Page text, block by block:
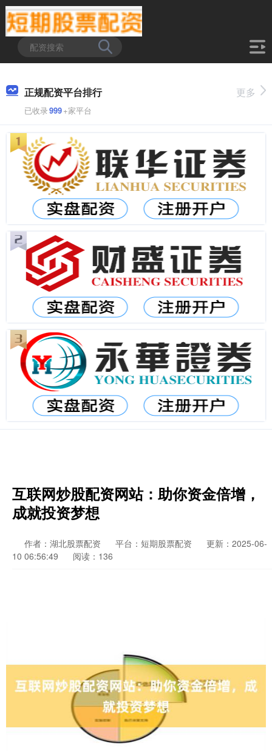
正规配资平台排行
已收录999+家平台
更多
互联网炒股配资网站：助你资金倍增，
成就投资梦想
作者：湖北股票配资 平台：短期股票配资
更新：2025-06-
10 06:56:49
阅读：136